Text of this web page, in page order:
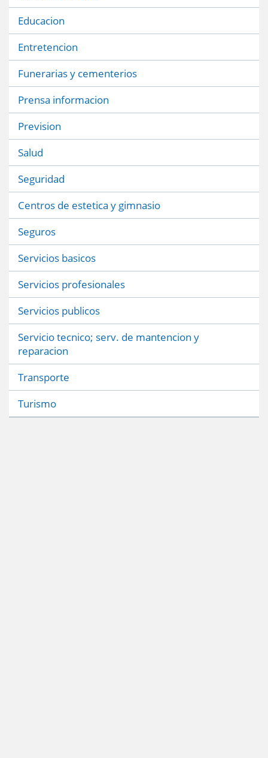
Educacion
Entretencion
Funerarias y cementerios
Prensa informacion
Prevision
Salud
Seguridad
Centros de estetica y gimnasio
Seguros
Servicios basicos
Servicios profesionales
Servicios publicos
Servicio tecnico; serv. de mantencion y
reparacion
Transporte
Turismo